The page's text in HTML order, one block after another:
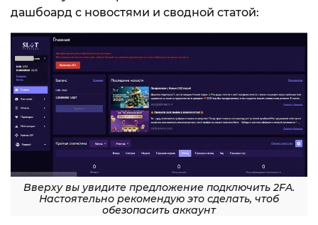
дашбоард с новостями и сводной статой:
Вверху вы увидите предложение подключить 2FA.
Настоятельно рекомендую это сделать, чтоб
обезопасить аккаунт